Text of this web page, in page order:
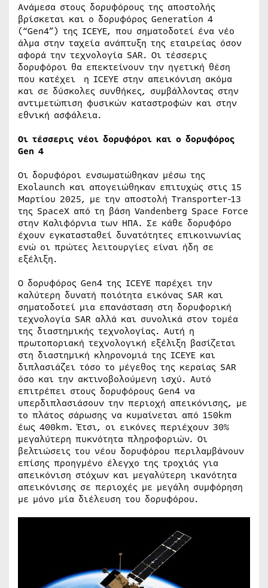
Ανάμεσα στους δορυφόρους της αποστολής
βρίσκεται και ο δορυφόρος Generation 4
(“Gen4”) της ICEYE, που σηματοδοτεί ένα νέο
άλμα στην ταχεία ανάπτυξη της εταιρείας όσον
αφορά την τεχνολογία SAR. Οι τέσσερις
δορυφόροι θα επεκτείνουν την ηγετική θέση
που κατέχει η ICEYE στην απεικόνιση ακόμα
και σε δύσκολες συνθήκες, συμβάλλοντας στην
αντιμετώπιση φυσικών καταστροφών και στην
εθνική ασφάλεια.
Οι τέσσερις νέοι δορυφόροι και ο δορυφόρος
Gen 4
Οι δορυφόροι ενσωματώθηκαν μέσω της
Exolaunch και απογειώθηκαν επιτυχώς στις 15
Μαρτίου 2025, με την αποστολή Transporter-13
της SpaceX από τη βάση Vandenberg Space Force
στην Καλιφόρνια των ΗΠΑ. Σε κάθε δορυφόρο
έχουν εγκατασταθεί δυνατότητες επικοινωνίας
ενώ οι πρώτες λειτουργίες είναι ήδη σε
εξέλιξη.
Ο δορυφόρος Gen4 της ICEYE παρέχει την
καλύτερη δυνατή ποιότητα εικόνας SAR και
σηματοδοτεί μια επανάσταση στη δορυφορική
τεχνολογία SAR αλλά και συνολικά στον τομέα
της διαστημικής τεχνολογίας. Αυτή η
πρωτοποριακή τεχνολογική εξέλιξη βασίζεται
στη διαστημική κληρονομιά της ICEYE και
διπλασιάζει τόσο το μέγεθος της κεραίας SAR
όσο και την ακτινοβολούμενη ισχύ. Αυτό
επιτρέπει στους δορυφόρους Gen4 να
υπερδιπλασιάσουν την περιοχή απεικόνισης, με
το πλάτος σάρωσης να κυμαίνεται από 150km
έως 400km. Έτσι, οι εικόνες περιέχουν 30%
μεγαλύτερη πυκνότητα πληροφοριών. Οι
βελτιώσεις του νέου δορυφόρου περιλαμβάνουν
επίσης προηγμένο έλεγχο της τροχιάς για
απεικόνιση στόχων και μεγαλύτερη ικανότητα
απεικόνισης σε περιοχές με μεγάλη συμφόρηση
με μόνο μία διέλευση του δορυφόρου.